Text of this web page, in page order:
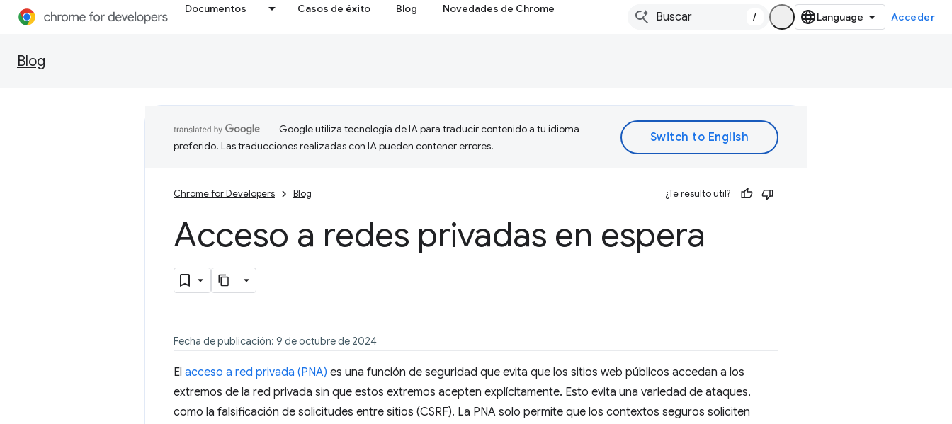
Documentos Casos de éxito Blog Novedades de Chrome
/ Acceder
Blog
Google utiliza tecnología de IA para traducir contenido a tu idioma
preferido. Las traducciones realizadas con IA pueden contener errores.
Chrome for Developers Blog ¿Te resultó útil?
Acceso a redes privadas en espera
Fecha de publicación: 9 de octubre de 2024
El acceso a red privada (PNA) es una función de seguridad que evita que los sitios web públicos accedan a los
extremos de la red privada sin que estos extremos acepten explícitamente. Esto evita una variedad de ataques,
como la falsificación de solicitudes entre sitios (CSRF). La PNA solo permite que los contextos seguros soliciten